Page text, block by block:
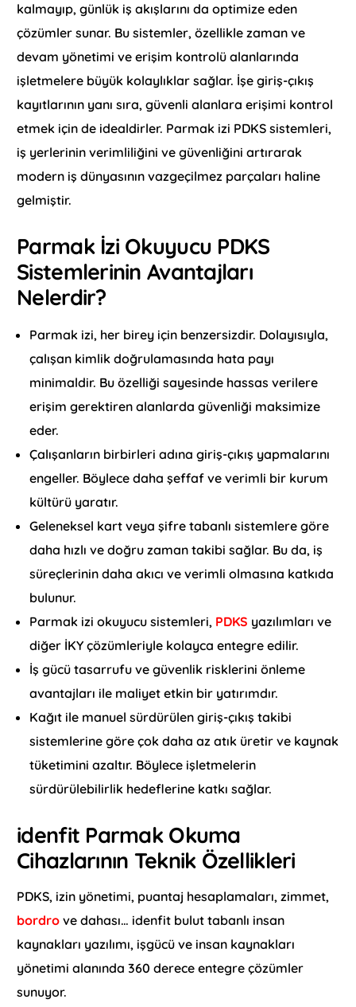
kalmayıp, günlük iş akışlarını da optimize eden
çözümler sunar. Bu sistemler, özellikle zaman ve
devam yönetimi ve erişim kontrolü alanlarında
işletmelere büyük kolaylıklar sağlar. İşe giriş-çıkış
kayıtlarının yanı sıra, güvenli alanlara erişimi kontrol
etmek için de idealdirler. Parmak izi PDKS sistemleri,
iş yerlerinin verimliliğini ve güvenliğini artırarak
modern iş dünyasının vazgeçilmez parçaları haline
gelmiştir.
Parmak İzi Okuyucu PDKS
Sistemlerinin Avantajları
Nelerdir?
Parmak izi, her birey için benzersizdir. Dolayısıyla,
çalışan kimlik doğrulamasında hata payı
minimaldir. Bu özelliği sayesinde hassas verilere
erişim gerektiren alanlarda güvenliği maksimize
eder.
Çalışanların birbirleri adına giriş-çıkış yapmalarını
engeller. Böylece daha şeffaf ve verimli bir kurum
kültürü yaratır.
Geleneksel kart veya şifre tabanlı sistemlere göre
daha hızlı ve doğru zaman takibi sağlar. Bu da, iş
süreçlerinin daha akıcı ve verimli olmasına katkıda
bulunur.
Parmak izi okuyucu sistemleri, PDKS yazılımları ve
diğer İKY çözümleriyle kolayca entegre edilir.
İş gücü tasarrufu ve güvenlik risklerini önleme
avantajları ile maliyet etkin bir yatırımdır.
Kağıt ile manuel sürdürülen giriş-çıkış takibi
sistemlerine göre çok daha az atık üretir ve kaynak
tüketimini azaltır. Böylece işletmelerin
sürdürülebilirlik hedeflerine katkı sağlar.
idenfit Parmak Okuma
Cihazlarının Teknik Özellikleri
PDKS, izin yönetimi, puantaj hesaplamaları, zimmet,
bordro ve dahası… idenfit bulut tabanlı insan
kaynakları yazılımı, işgücü ve insan kaynakları
yönetimi alanında 360 derece entegre çözümler
sunuyor.